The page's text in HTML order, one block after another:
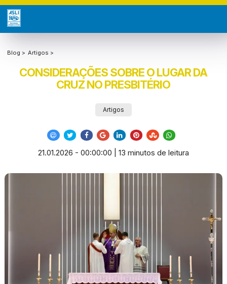
Blog > Artigos >
CONSIDERAÇÕES SOBRE O LUGAR DA
CRUZ NO PRESBITÉRIO
Artigos
21.01.2026 - 00:00:00 | 13 minutos de leitura